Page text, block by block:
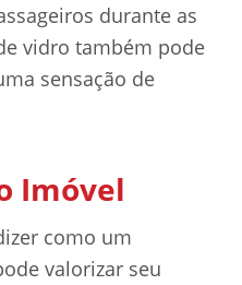
durante as
vidro também pode
sensação de
Imóvel
como um
valorizar seu